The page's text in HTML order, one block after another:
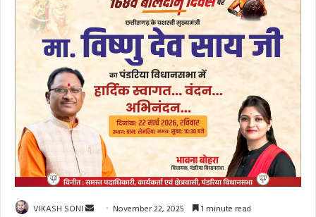
VIKASH SONI
Send November 22, 2025 1 minute read